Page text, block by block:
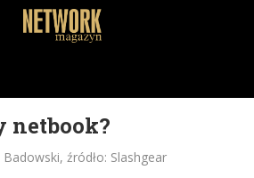
netbook?
źródło: Slashgear